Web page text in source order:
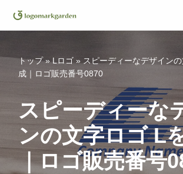
コ
テトップ»Lロゴ » スピーディーなデザイン
成｜ロゴ販売番号0870
スピーディーな
ンの文字ロゴ L
｜ロゴ販売番号